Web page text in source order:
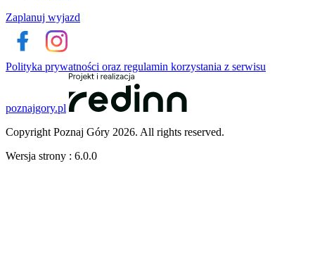
Zaplanuj wyjazd
Polityka prywatności oraz regulamin korzystania z serwisu
poznajgory.pl
Copyright Poznaj Góry 2026. All rights reserved.
Wersja strony : 6.0.0